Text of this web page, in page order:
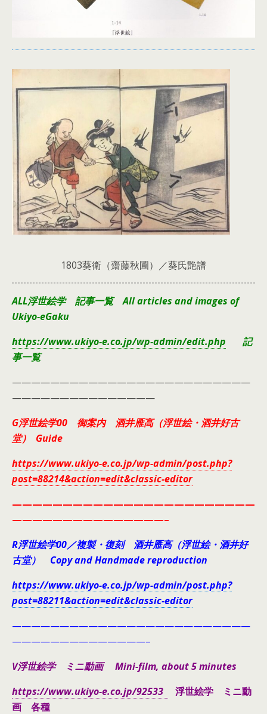
1803葵衛（齋藤秋圃）／葵氏艶譜
ALL浮世絵学 記事一覧 All articles and images of
Ukiyo-eGaku
https://www.ukiyo-e.co.jp/wp-admin/edit.php 記
事一覧
—————————————————————————
———————————————
G浮世絵学00 御案内 酒井雁高（浮世絵・酒井好古
堂） Guide
https://www.ukiyo-e.co.jp/wp-admin/post.php?
post=88214&action=edit&classic-editor
————————————————————————
———————————————–
R浮世絵学00／複製・復刻 酒井雁高（浮世絵・酒井好
古堂） Copy and Handmade reproduction
https://www.ukiyo-e.co.jp/wp-admin/post.php?
post=88211&action=edit&classic-editor
—————————————————————————
——————————————–
V浮世絵学 ミニ動画 Mini-film, about 5 minutes
https://www.ukiyo-e.co.jp/92533
浮世絵学 ミニ動
画 各種